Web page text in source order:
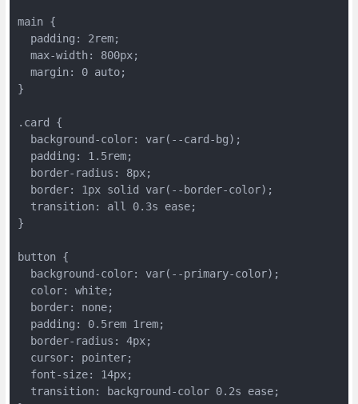
main {
  padding: 2rem;
  max-width: 800px;
  margin: 0 auto;
}
.card {
  background-color: var(--card-bg);
  padding: 1.5rem;
  border-radius: 8px;
  border: 1px solid var(--border-color);
  transition: all 0.3s ease;
}
button {
  background-color: var(--primary-color);
  color: white;
  border: none;
  padding: 0.5rem 1rem;
  border-radius: 4px;
  cursor: pointer;
  font-size: 14px;
  transition: background-color 0.2s ease;